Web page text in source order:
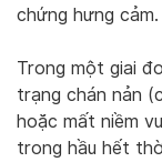
chứng hưng cảm.
Trong một giai
trạng chán nản
hoặc mất niềm
trong hầu hết